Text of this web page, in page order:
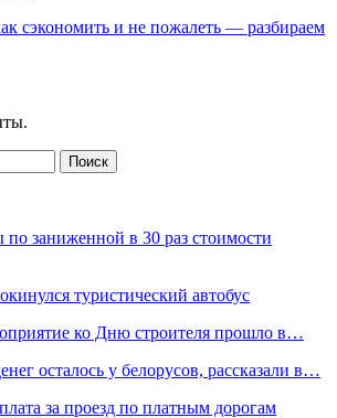
сэкономить и не пожалеть — разбираем
заниженной в 30 раз стоимости
туристический автобус
ко Дню строителя прошло в…
осталось у белорусов, рассказали в…
за проезд по платным дорогам